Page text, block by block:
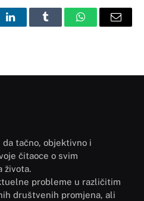
LinkedInTumblr WhatsAppEmail
da tačno, objektivno i
čitaoce o svim
života.
probleme u različitim
društvenih promjena, ali